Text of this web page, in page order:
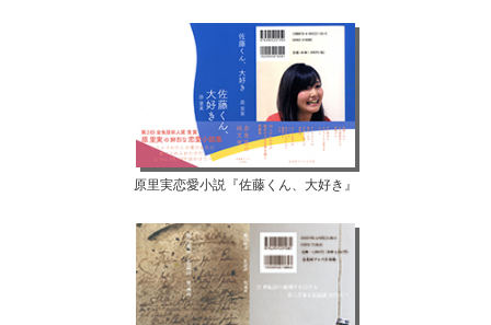
原里実恋愛小説『佐藤くん、大好き』